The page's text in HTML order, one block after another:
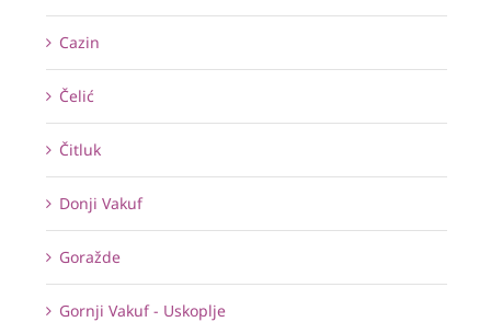
Cazin
Čelić
Čitluk
Donji Vakuf
Goražde
Gornji Vakuf - Uskoplje